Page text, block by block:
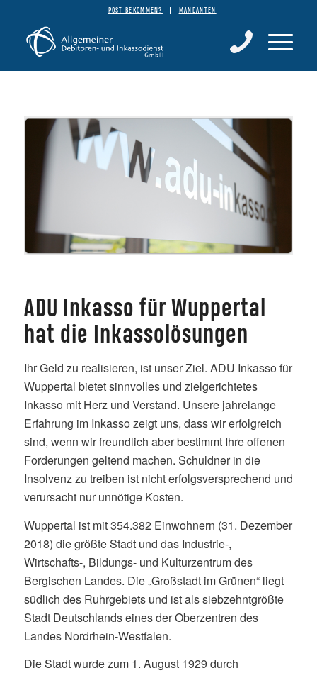
POST BEKOMMEN? MANDANTEN
ADU Inkasso für Wuppertal
hat die Inkassolösungen
Ihr Geld zu realisieren, ist unser Ziel. ADU Inkasso für
Wuppertal bietet sinnvolles und zielgerichtetes
Inkasso mit Herz und Verstand. Unsere jahrelange
Erfahrung im Inkasso zeigt uns, dass wir erfolgreich
sind, wenn wir freundlich aber bestimmt Ihre offenen
Forderungen geltend machen. Schuldner in die
Insolvenz zu treiben ist nicht erfolgsversprechend und
verursacht nur unnötige Kosten.
Wuppertal ist mit 354.382 Einwohnern (31. Dezember
2018) die größte Stadt und das Industrie-,
Wirtschafts-, Bildungs- und Kulturzentrum des
Bergischen Landes. Die „Großstadt im Grünen“ liegt
südlich des Ruhrgebiets und ist als siebzehntgrößte
Stadt Deutschlands eines der Oberzentren des
Landes Nordrhein-Westfalen.
Die Stadt wurde zum 1. August 1929 durch